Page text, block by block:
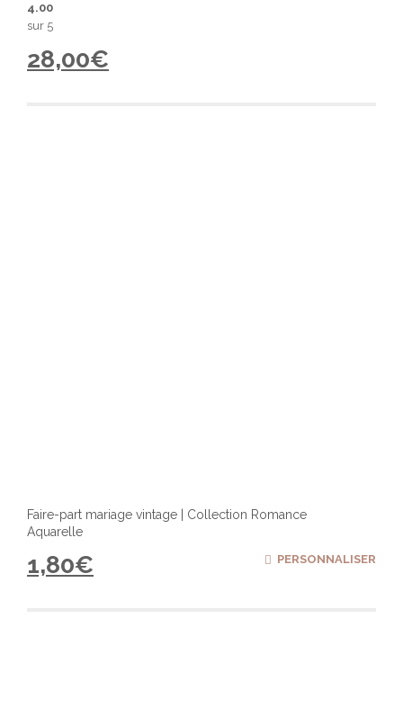
4.00
sur 5
28,00€
Faire-part mariage vintage | Collection Romance
Aquarelle
1,80€ PERSONNALISER